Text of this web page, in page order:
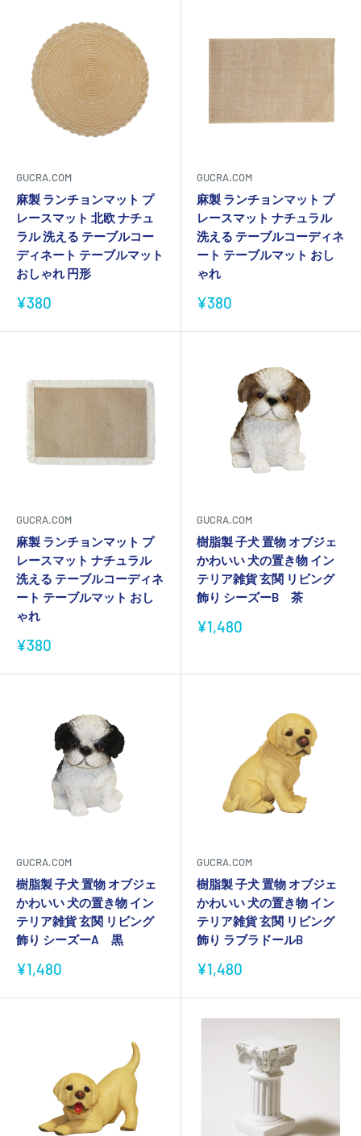
GUCRA.COM
麻製 ランチョンマット プ
レースマット 北欧 ナチュ
ラル 洗える テーブルコー
ディネート テーブルマット
おしゃれ 円形
販
価
¥380
GUCRA.COM
麻製 ランチョンマット プ
レースマット ナチュラル
洗える テーブルコーディネ
ート テーブルマット おし
ゃれ
販
価
¥380
GUCRA.COM
麻製 ランチョンマット プ
レースマット ナチュラル
洗える テーブルコーディネ
ート テーブルマット おし
ゃれ
販
価
¥380
GUCRA.COM
樹脂製 子犬 置物 オブジェ
かわいい 犬の置き物 イン
テリア雑貨 玄関 リビング
飾り シーズーB 茶
販
格
¥1,480
GUCRA.COM
樹脂製 子犬 置物 オブジェ
かわいい 犬の置き物 イン
テリア雑貨 玄関 リビング
飾り シーズーA 黒
販
価
¥1,480
GUCRA.COM
樹脂製 子犬 置物 オブジェ
かわいい 犬の置き物 イン
テリア雑貨 玄関 リビング
飾り ラブラドールB
販
価
格
¥1,480